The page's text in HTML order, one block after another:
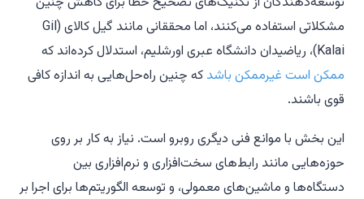
مشکلاتی استفاده می‌کنند، اما محققانی مانند گیل کالای (Gil
Kalai)، ریاضیدان دانشگاه عبری اورشلیم، استدلال کرده‌اند که
ممکن است غیرممکن باشد که چنین راه‌حل‌هایی به اندازه کافی
قوی باشند.
این بخش با موانع فنی دیگری روبرو است. نیاز به کار بر روی
حوزه‌هایی مانند رابط‌های سخت‌افزاری و نرم‌افزاری بین
دستگاه‌ها و ماشین‌های معمولی، و توسعه الگوریتم‌ها برای اجرا بر